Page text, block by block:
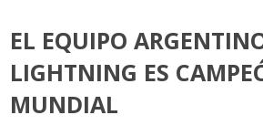
EL EQUIPO
LIGHTNING ES
MUNDIAL